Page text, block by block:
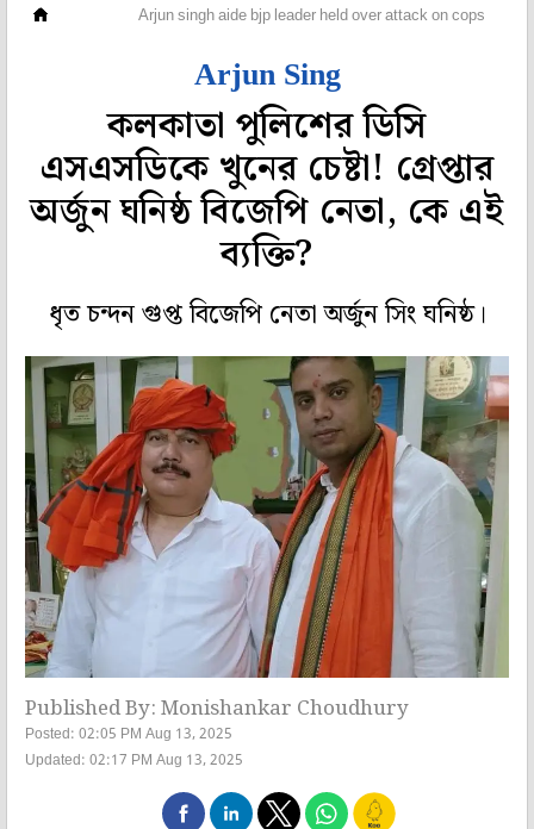
Arjun singh aide bjp leader held over attack on cops
Arjun Sing
কলকাতা পুলিশের ডিসি
এসএসডিকে খুনের চেষ্টা! গ্রেপ্তার
অর্জুন ঘনিষ্ঠ বিজেপি নেতা, কে এই
ব্যক্তি?
ধৃত চন্দন গুপ্ত বিজেপি নেতা অর্জুন সিং ঘনিষ্ঠ।
Published By: Monishankar Choudhury
Posted: 02:05 PM Aug 13, 2025
Updated: 02:17 PM Aug 13, 2025